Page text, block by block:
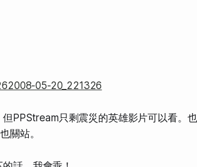
PPStream只剩震災的英雄影片可以看。
關站。